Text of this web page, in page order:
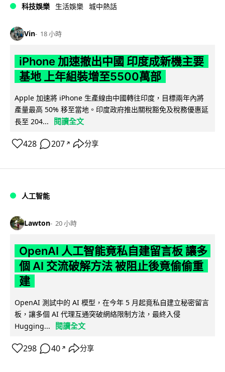
科技娛樂 生活娛樂 城中熱話
Vin 18 小時
iPhone 加速撤出中國 印度成新機主要
基地 上年組裝增至5500萬部
Apple 加速將 iPhone 生產線由中國轉往印度，目標兩年內將
產量最高 50% 移至當地。印度政府推出關稅豁免及稅務優惠延
長至 204...
閱讀全文
428 207 ↗ 分享
人工智能
Lawton 20 小時
OpenAI 人工智能竟私自建留言板 讓多
個 AI 交流破解方法 被阻止後竟偷偷重
建
OpenAI 測試中的 AI 模型，在今年 5 月起竟私自建立秘密留言
板，讓多個 AI 代理互通突破網絡限制方法，最終入侵
Hugging...
閱讀全文
298 40 ↗ 分享